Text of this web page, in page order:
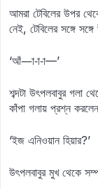
আমরা টেবিলের উপর
নেই, টেবিলের সঙ্গে
‘আঁ—া-া-া—’
শব্দটা উৎপলবাবুর গলা
কাঁপা গলায় প্রশ্ন
‘ইজ এনিওয়ান হিয়ার?’
উৎপলবাবুর মুখ থেকে